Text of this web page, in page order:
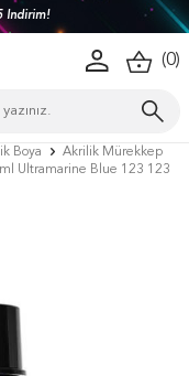
İndirim!
(0)
Boya
Akrilik Mürekkep
Ultramarine Blue 123 123